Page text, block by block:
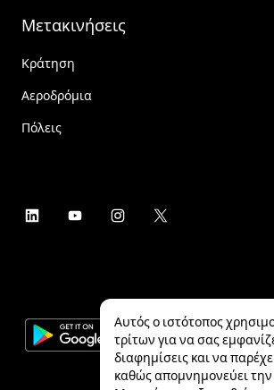
Μετακινήσεις
Κράτηση
Αεροδρόμια
Πόλεις
Αυτός ο ιστότοπος
τρίτων για να σας
διαφημίσεις και να
καθώς απομνημονεύει